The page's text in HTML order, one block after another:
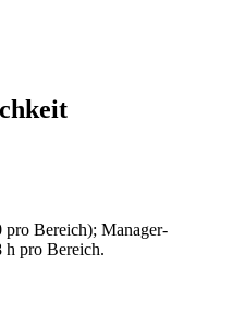
Bereich); Manager-
pro Bereich.